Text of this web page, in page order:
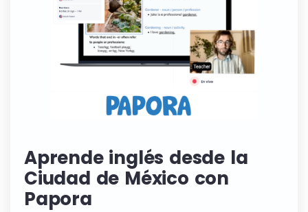
Aprende inglés desde la
Ciudad de México con
Papora